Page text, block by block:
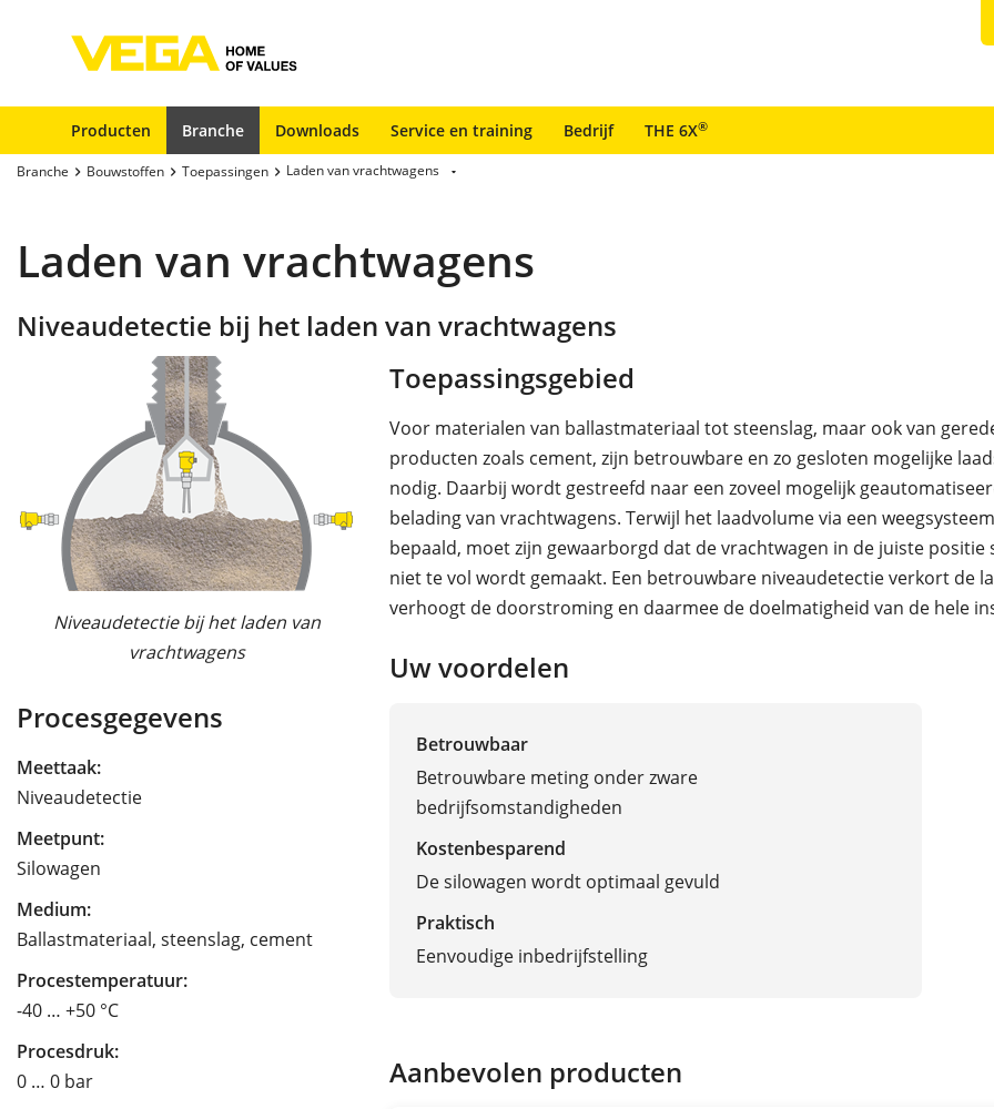
Producten Branche Downloads Service en training Bedrijf THE 6X®
Branche Bouwstoffen Toepassingen Laden van vrachtwagens
Laden van vrachtwagens
Niveaudetectie bij het laden van vrachtwagens
Niveaudetectie bij het laden van
vrachtwagens
Procesgegevens
Meettaak:
Niveaudetectie
Meetpunt:
Silowagen
Medium:
Ballastmateriaal, steenslag, cement
Procestemperatuur:
-40 … +50 °C
Procesdruk:
0 … 0 bar
Toepassingsgebied
Voor materialen van ballastmateriaal tot steenslag, maar ook van
producten zoals cement, zijn betrouwbare en zo gesloten mogelijke
nodig. Daarbij wordt gestreefd naar een zoveel mogelijk
belading van vrachtwagens. Terwijl het laadvolume via een
bepaald, moet zijn gewaarborgd dat de vrachtwagen in de juiste positie
niet te vol wordt gemaakt. Een betrouwbare niveaudetectie verkort de
verhoogt de doorstroming en daarmee de doelmatigheid van de hele
Uw voordelen
Betrouwbaar
Betrouwbare meting onder zware
bedrijfsomstandigheden
Kostenbesparend
De silowagen wordt optimaal gevuld
Praktisch
Eenvoudige inbedrijfstelling
Aanbevolen producten